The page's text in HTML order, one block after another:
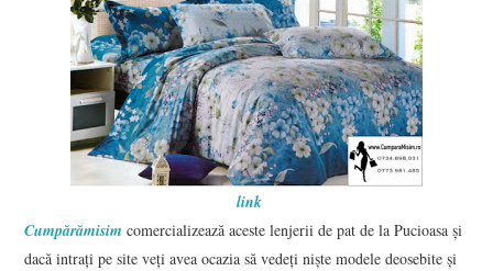
link
Cumpărămisimcomercializează aceste lenjerii de pat de la Pucioasa şi
dacă intraţi pe site veţi avea ocazia să vedeţi nişte modele deosebite şi